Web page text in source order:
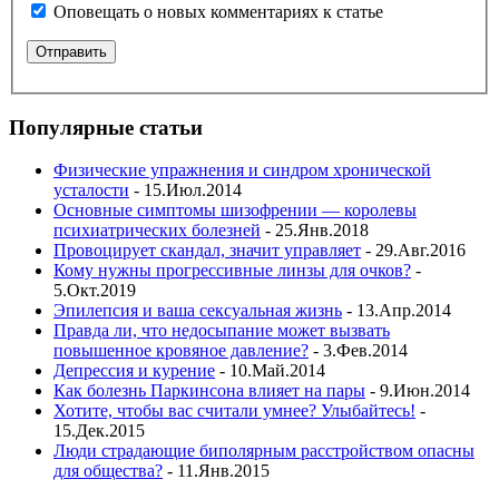
Оповещать о новых комментариях к статье
Популярные статьи
Физические упражнения и синдром хронической
усталости - 15.Июл.2014
Основные симптомы шизофрении — королевы
психиатрических болезней - 25.Янв.2018
Провоцирует скандал, значит управляет - 29.Авг.2016
Кому нужны прогрессивные линзы для очков? -
5.Окт.2019
Эпилепсия и ваша сексуальная жизнь - 13.Апр.2014
Правда ли, что недосыпание может вызвать
повышенное кровяное давление? - 3.Фев.2014
Депрессия и курение - 10.Май.2014
Как болезнь Паркинсона влияет на пары - 9.Июн.2014
Хотите, чтобы вас считали умнее? Улыбайтесь! -
15.Дек.2015
Люди страдающие биполярным расстройством опасны
для общества? - 11.Янв.2015